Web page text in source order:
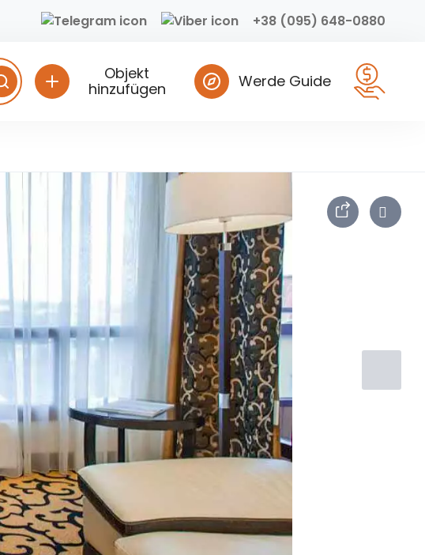
+38 (095) 648-0880
Objekt
hinzufügen
Werde Guide